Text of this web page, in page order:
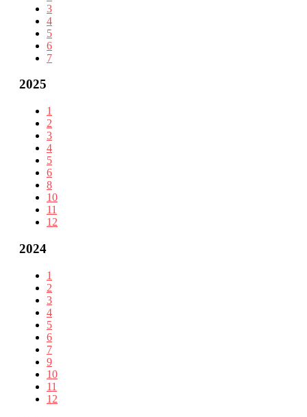
3
4
5
6
7
2025
1
2
3
4
5
6
8
10
11
12
2024
1
2
3
4
5
6
7
9
10
11
12